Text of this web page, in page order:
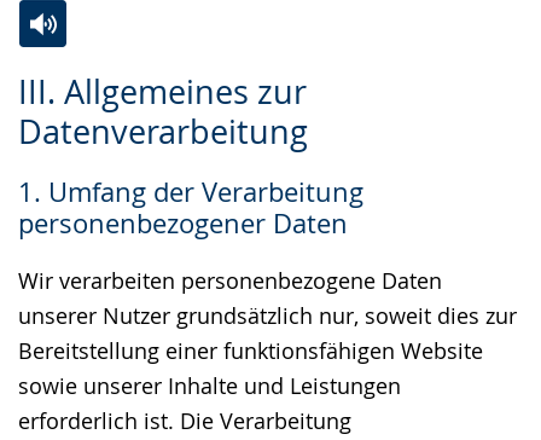
III. Allgemeines zur
Datenverarbeitung
1. Umfang der Verarbeitung
personenbezogener Daten
Wir verarbeiten personenbezogene Daten
unserer Nutzer grundsätzlich nur, soweit dies zur
Bereitstellung einer funktionsfähigen Website
sowie unserer Inhalte und Leistungen
erforderlich ist. Die Verarbeitung
Leichten
Sprache
Audio-
Unterstützung.
Video
in
Gebärdensprache
wird
angezeigt.